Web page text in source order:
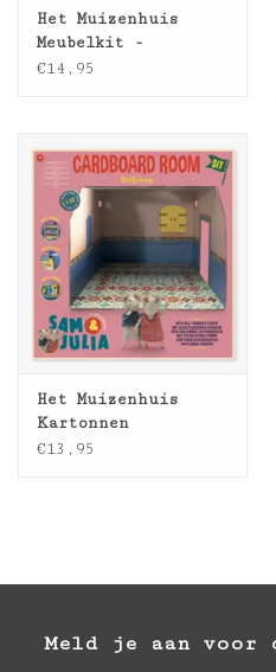
Het Muizenhuis
Meubelkit -
badkamer
€14,95
Het Muizenhuis
Kartonnen
miniatuur badkamer
€13,95
Meld je aan voor